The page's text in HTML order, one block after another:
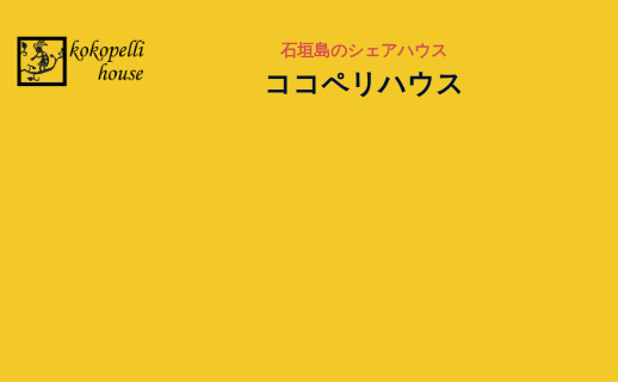
石垣島のシェアハウス
ココペリハウス